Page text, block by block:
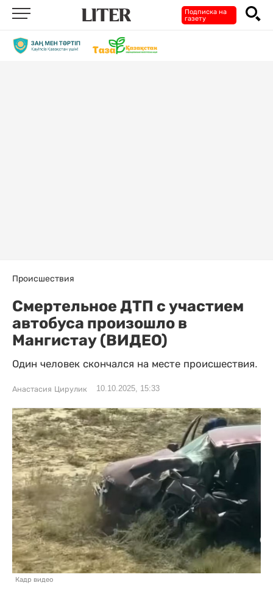
Подписка на
газету
Происшествия
Смертельное ДТП с участием
автобуса произошло в
Мангистау (ВИДЕО)
Один человек скончался на месте происшествия.
Анастасия Цирулик 10.10.2025, 15:33
Кадр видео